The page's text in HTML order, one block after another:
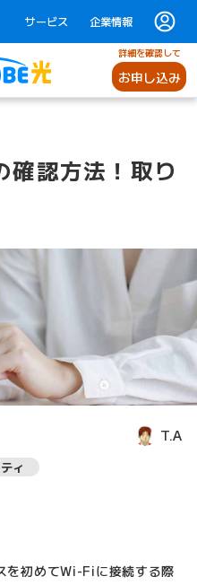
サービス 企業情報
詳細を確認して
お申し込み
認方法！取り
T.A
ィ
を初めてWi-Fiに接続する際